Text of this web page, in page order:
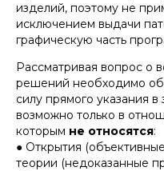
изделий, поэтому не
исключением выдачи
графическую часть
Рассматривая вопрос о
решений необходимо
силу прямого указания
возможно только в
которым не относятся:
● Открытия
теории (недоказанные